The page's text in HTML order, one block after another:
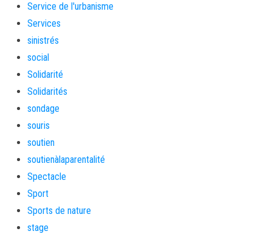
Service de l'urbanisme
Services
sinistrés
social
Solidarité
Solidarités
sondage
souris
soutien
soutienàlaparentalité
Spectacle
Sport
Sports de nature
stage